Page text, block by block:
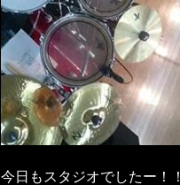
今日もスタジオでしたー！！